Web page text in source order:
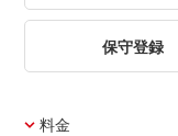
保守登録
料金